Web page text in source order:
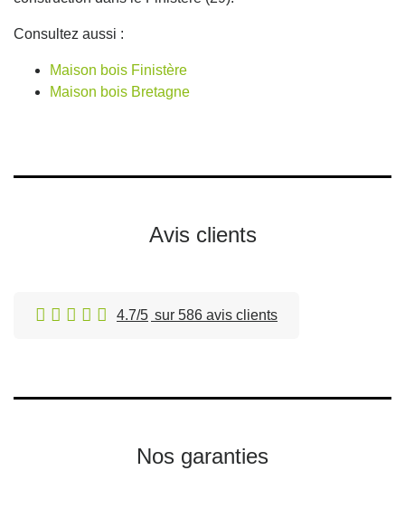
Consultez aussi :
Maison bois Finistère
Maison bois Bretagne
Avis clients
4.7/5 sur 586 avis clients
Nos garanties